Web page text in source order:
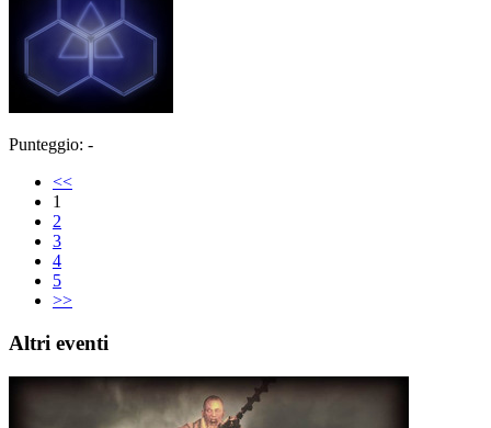
Punteggio: -
<<
1
2
3
4
5
>>
Altri eventi